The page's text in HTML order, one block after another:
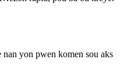
yon pwen komen sou aks